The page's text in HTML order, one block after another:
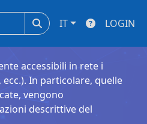
IT LOGIN
accessibili in rete i
In particolare, quelle
vengono
descrittive del